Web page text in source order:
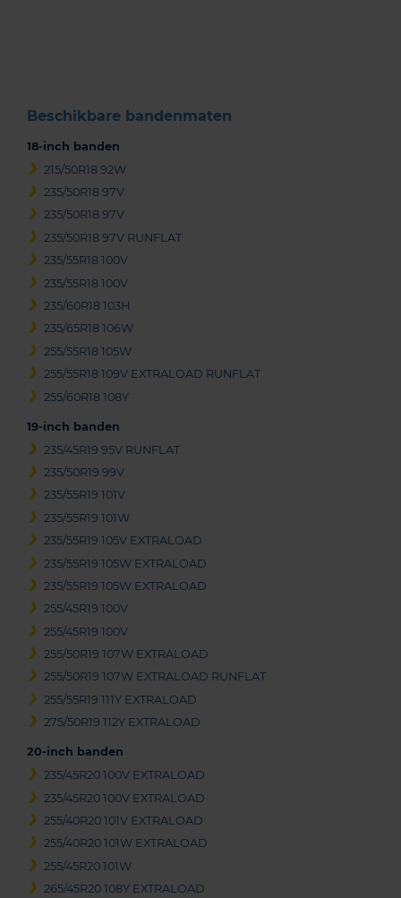
Beschikbare bandenmaten
18-inch banden
215/50R18 92W
235/50R18 97V
235/50R18 97V
235/50R18 97V RUNFLAT
235/55R18 100V
235/55R18 100V
235/60R18 103H
235/65R18 106W
255/55R18 105W
255/55R18 109V EXTRALOAD RUNFLAT
255/60R18 108Y
19-inch banden
235/45R19 95V RUNFLAT
235/50R19 99V
235/55R19 101V
235/55R19 101W
235/55R19 105V EXTRALOAD
235/55R19 105W EXTRALOAD
235/55R19 105W EXTRALOAD
255/45R19 100V
255/45R19 100V
255/50R19 107W EXTRALOAD
255/50R19 107W EXTRALOAD RUNFLAT
255/55R19 111Y EXTRALOAD
275/50R19 112Y EXTRALOAD
20-inch banden
235/45R20 100V EXTRALOAD
235/45R20 100V EXTRALOAD
255/40R20 101V EXTRALOAD
255/40R20 101W EXTRALOAD
255/45R20 101W
265/45R20 108Y EXTRALOAD